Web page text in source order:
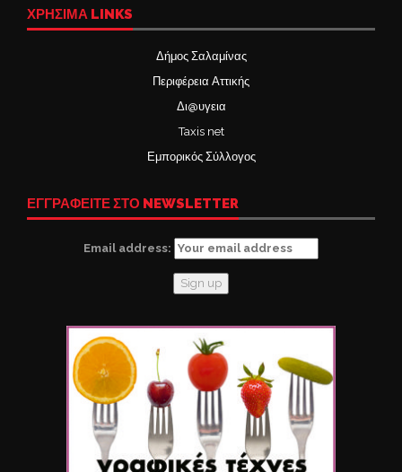
ΧΡΉΣΙΜΑ LINKS
Δήμος Σαλαμίνας
Περιφέρεια Αττικής
Δι@υγεια
Taxis net
Εμπορικός Σύλλογος
ΕΓΓΡΑΦΕΙΤΕ ΣΤΟ NEWSLETTER
Email address: